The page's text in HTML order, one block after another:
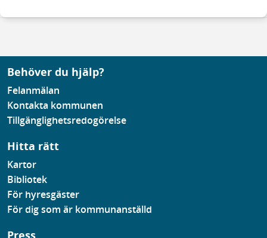
Behöver du hjälp?
Felanmälan
Kontakta kommunen
Tillgänglighetsredogörelse
Hitta rätt
Kartor
Bibliotek
För hyresgäster
För dig som är kommunanställd
Press